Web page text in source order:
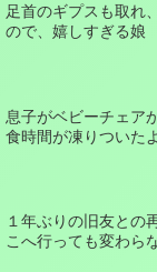
足首のギプスも取れ
ので、嬉しすぎる娘
息子がベビーチェア
食時間が凍りついた
１年ぶりの旧友との
こへ行っても変わら